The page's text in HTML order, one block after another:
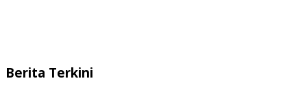
Berita Terkini